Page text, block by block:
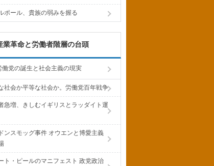
ポール、貴族の弱みを握る
業革命と労働者階層の台頭
働党の誕生と社会主義の現実
社会か平等な社会か。労働党百年戦争
急増、きしむイギリスとラッダイト運
ンスモッグ事件 オウエンと博愛主義
ト・ピールのマニフェスト 政党政治